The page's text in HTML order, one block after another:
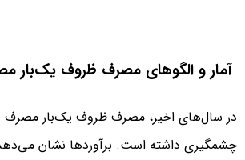
آمار و الگوهای مصرف ظروف یک‌بار
در سال‌های اخیر، مصرف ظروف یک‌بار مصرف
چشمگیری داشته است. برآوردها نشان